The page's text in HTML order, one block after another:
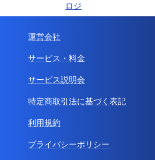
ロジ
運営会社
サービス・料金
サービス説明会
特定商取引法に基づく表記
利用規約
プライバシーポリシー